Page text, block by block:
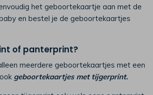
het geboortekaartje aan met de
en bestel je de geboortekaartjes
of panterprint?
meerdere geboortekaartjes met een
geboortekaartjes met tijgerprint.